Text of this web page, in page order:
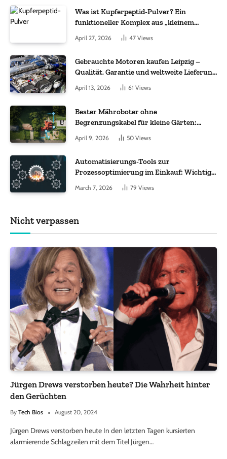
Was ist Kupferpeptid-Pulver? Ein
funktioneller Komplex aus „kleinem
Molekül + Metall“
April 27, 2026 47 Views
Gebrauchte Motoren kaufen Leipzig –
Qualität, Garantie und weltweite Lieferung
April 13, 2026 61 Views
Bester Mähroboter ohne
Begrenzungskabel für kleine Gärten:
Worauf es bei 200 bis 500 m² wirklich
ankommt
April 9, 2026 50 Views
Automatisierungs-Tools zur
Prozessoptimierung im Einkauf: Wichtige
Funktionen, auf die Sie achten sollten
March 7, 2026 79 Views
Nicht verpassen
Jürgen Drews verstorben heute? Die Wahrheit hinter
den Gerüchten
By Tech Bios August 20, 2024
Jürgen Drews verstorben heute In den letzten Tagen kursierten
alarmierende Schlagzeilen mit dem Titel Jürgen…